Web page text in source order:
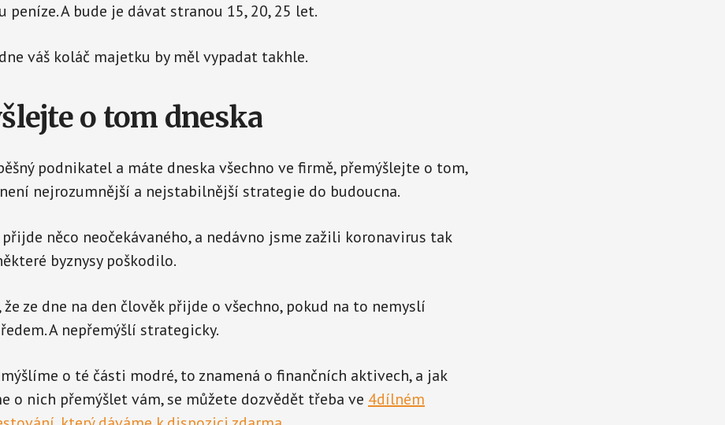
peníze. A bude je dávat stranou 15, 20, 25 let.
váš koláč majetku by měl vypadat takhle.
o tom dneska
podnikatel a máte dneska všechno ve firmě, přemýšlejte o tom,
nejrozumnější a nejstabilnější strategie do budoucna.
něco neočekávaného, a nedávno jsme zažili koronavirus tak
byznysy poškodilo.
že ze dne na den člověk přijde o všechno, pokud na to nemyslí
A nepřemýšlí strategicky.
o té části modré, to znamená o finančních aktivech, a jak
o nich přemýšlet vám, se můžete dozvědět třeba ve 4dílném